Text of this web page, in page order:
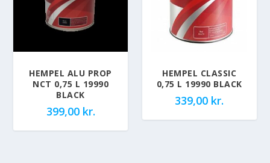
HEMPEL ALU PROP
NCT 0,75 L 19990
BLACK
399,00 kr.
HEMPEL CLASSIC
0,75 L 19990 BLACK
339,00 kr.